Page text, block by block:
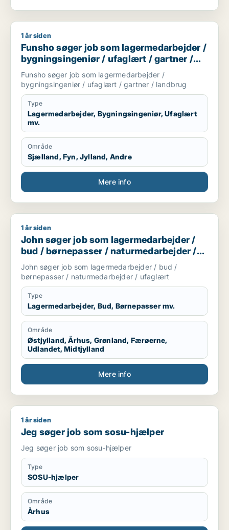
Funsho søger job som lagermedarbejder /
1 år siden
Funsho søger job som lagermedarbejder /
bygningsingeniør / ufaglært / gartner /
landbrug
Funsho søger job som lagermedarbejder /
bygningsingeniør / ufaglært / gartner / landbrug
Type
Lagermedarbejder, Bygningsingeniør, Ufaglært
mv.
Område
Sjælland, Fyn, Jylland, Andre
Mere info
John søger job som lagermedarbejder / bud /
1 år siden
John søger job som lagermedarbejder /
bud / børnepasser / naturmedarbejder /
ufaglært
John søger job som lagermedarbejder / bud /
børnepasser / naturmedarbejder / ufaglært
Type
Lagermedarbejder, Bud, Børnepasser mv.
Område
Østjylland, Århus, Grønland, Færøerne,
Udlandet, Midtjylland
Mere info
Jeg søger job som sosu-hjælper
1 år siden
Jeg søger job som sosu-hjælper
Jeg søger job som sosu-hjælper
Type
SOSU-hjælper
Område
Århus